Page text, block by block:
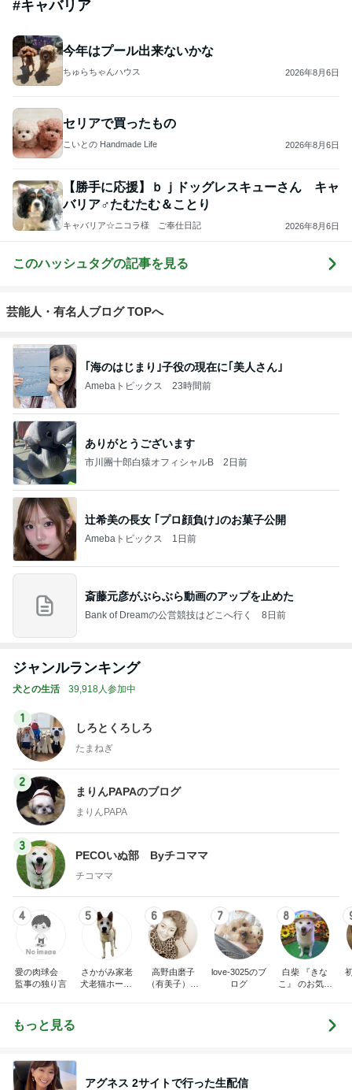
#キャバリア
今年はプール出来ないかな
ちゅらちゃんハウス 2026年8月6日
セリアで買ったもの
こいとの Handmade Life 2026年8月6日
【勝手に応援】ｂｊドッグレスキューさん キャ
バリア♂たむたむ＆ことり
キャバリア☆ニコラ様 ご奉仕日記 2026年8月6日
このハッシュタグの記事を見る
芸能人・有名人ブログ TOPへ
｢海のはじまり｣子役の現在に｢美人さん｣
Amebaトピックス 23時間前
ありがとうございます
市川團十郎白猿オフィシャルB 2日前
辻希美の長女 ｢プロ顔負け｣のお菓子公開
Amebaトピックス 1日前
斎藤元彦がぶらぶら動画のアップを止めた
Bank of Dreamの公営競技はどこへ行く 8日前
ジャンルランキング
犬との生活 39,918人参加中
1
しろとくろしろ
たまねぎ
2
まりんPAPAのブログ
まりんPAPA
3
PECOいぬ部 Byチコママ
チコママ
4
愛の肉球会
監事の独り言
5
さかがみ家老
犬老猫ホームt
6
高野由磨子
（有美子）の
7
love-3025のブ
ログ
8
白柴 『きな
こ』 のお気楽
もっと見る
アグネス 2サイトで行った生配信